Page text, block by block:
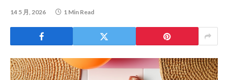
14 5 月, 2026 1 Min Read